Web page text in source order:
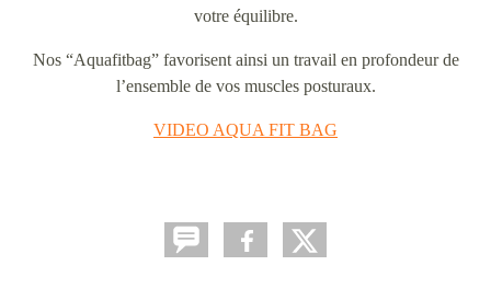
votre équilibre.
Nos “Aquafitbag” favorisent ainsi un travail en profondeur de
l’ensemble de vos muscles posturaux.
VIDEO AQUA FIT BAG